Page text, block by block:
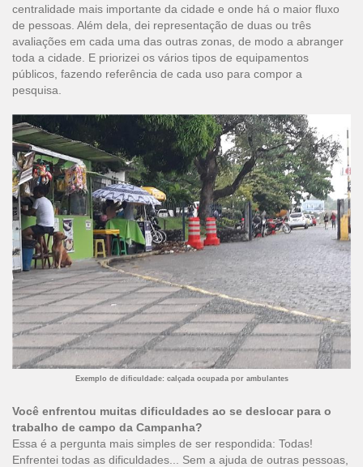
centralidade mais importante da cidade e onde há o maior fluxo
de pessoas. Além dela, dei representação de duas ou três
avaliações em cada uma das outras zonas, de modo a abranger
toda a cidade. E priorizei os vários tipos de equipamentos
públicos, fazendo referência de cada uso para compor a
pesquisa.
Exemplo de dificuldade: calçada ocupada por ambulantes
Você enfrentou muitas dificuldades ao se deslocar para o
trabalho de campo da Campanha?
Essa é a pergunta mais simples de ser respondida: Todas!
Enfrentei todas as dificuldades... Sem a ajuda de outras pessoas,